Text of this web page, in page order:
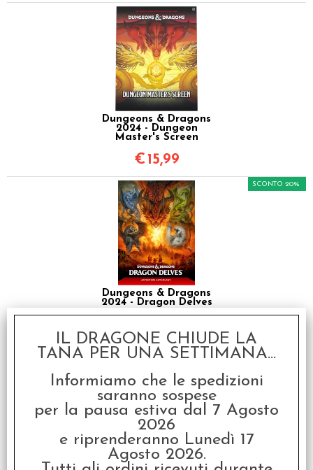
Dungeons & Dragons
2024 - Dungeon
Master's Screen
€ 15,99
Dungeons & Dragons
2024 - Dragon Delves
SCONTO 20%
€39,99
IL DRAGONE CHIUDE LA
TANA PER UNA SETTIMANA...
Informiamo che le spedizioni
saranno sospese
per la pausa estiva dal 7 Agosto
2026
e riprenderanno Lunedì 17
Agosto 2026.